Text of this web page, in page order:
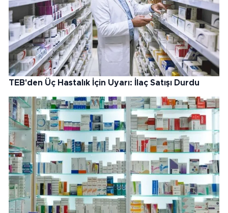
TEB'den Üç Hastalık İçin Uyarı: İlaç Satışı Durdu